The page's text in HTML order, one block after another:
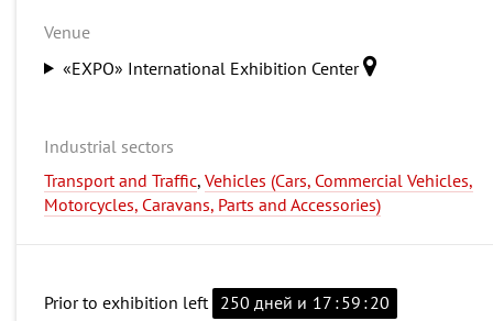
Venue
«EXPO» International Exhibition Center
Industrial sectors
Transport and Traffic, Vehicles (Cars, Commercial Vehicles,
Motorcycles, Caravans, Parts and Accessories)
Prior to exhibition left 250 дней и 17 : 59 :19